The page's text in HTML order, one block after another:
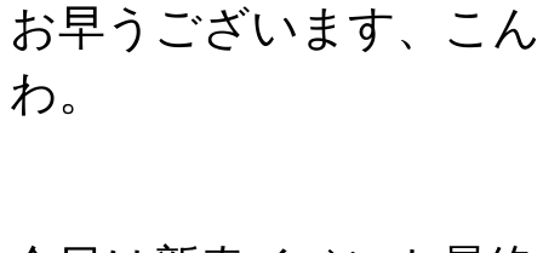
お早うございます、こ
わ。